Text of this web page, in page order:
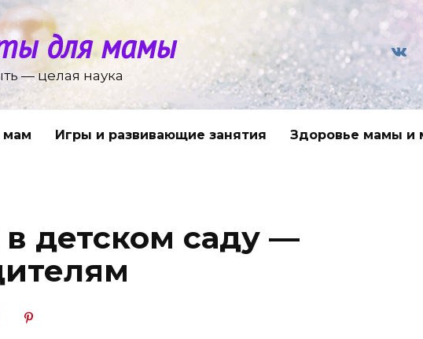
для мамы
— целая наука
мам Игры и развивающие занятия Здоровье мамы и
детском саду —